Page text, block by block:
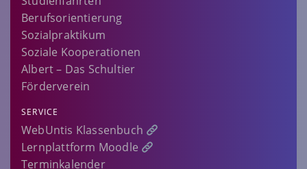
Berufsorientierung
Sozialpraktikum
Soziale Kooperationen
Albert – Das Schultier
Förderverein
SERVICE
WebUntis Klassenbuch
Lernplattform Moodle
Terminkalender